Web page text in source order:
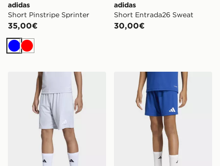
adidas
Short Pinstripe Sprinter
35,00€
BluRosso
adidas
Short Entrada26 Sweat
30,00€
adidas Short Entrada26 adidas Short Entrada26